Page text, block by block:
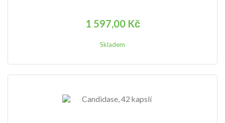
1 597,00 Kč
Skladem